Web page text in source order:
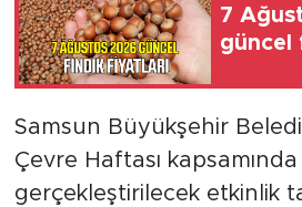
7
güncel
Samsun Büyükşehir
Çevre Haftası
gerçekleştirilecek etkinlik